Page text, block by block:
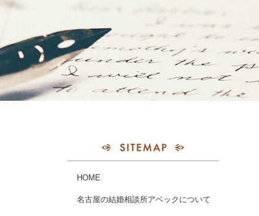
HOME
名古屋の結婚相談所アベックについて